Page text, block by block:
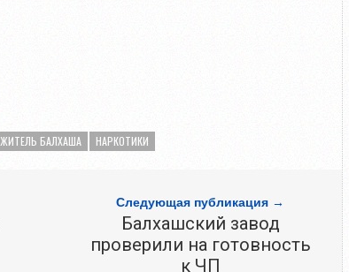
ЖИТЕЛЬ БАЛХАША НАРКОТИКИ
Следующая публикация →
Балхашский завод
проверили на готовность
к ЧП